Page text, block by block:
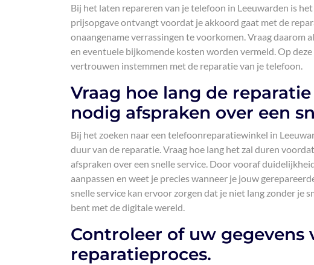
Bij het laten repareren van je telefoon in Leeuwarden is
prijsopgave ontvangt voordat je akkoord gaat met de
onaangename verrassingen te voorkomen. Vraag
en eventuele bijkomende kosten worden vermeld. Op
vertrouwen instemmen met de reparatie van je telefoon.
Vraag hoe lang de
nodig afspraken over een
Bij het zoeken naar een telefoonreparatiewinkel in
duur van de reparatie. Vraag hoe lang het zal duren
afspraken over een snelle service. Door vooraf
aanpassen en weet je precies wanneer je jouw
snelle service kan ervoor zorgen dat je niet lang zonder je
bent met de digitale wereld.
Controleer of uw
reparatieproces.